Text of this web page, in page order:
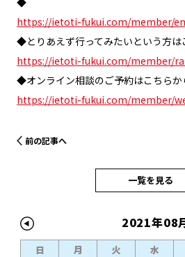
https://ietoti-fukui.com/member/
◆とりあえず行ってみたいという方
https://ietoti-fukui.com/member/
◆オンライン相談のご予約はこちら
https://ietoti-fukui.com/member/
前の記事へ
一覧を見る
2021年08
日 月 火 水